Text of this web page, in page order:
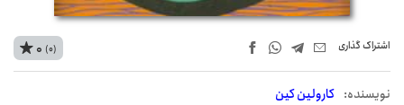
اشتراک‌ گذاری
نويسنده: کارولین کین
0 (0)